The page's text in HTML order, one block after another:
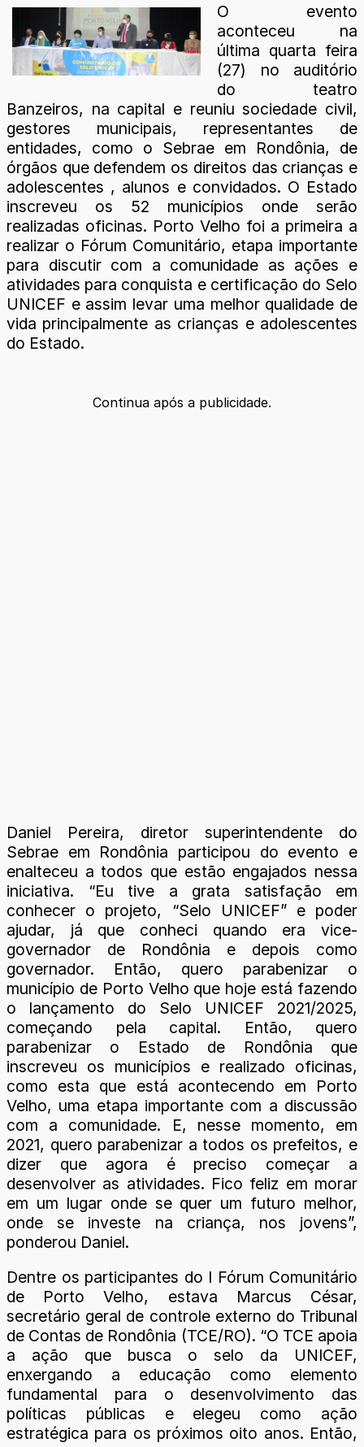
O evento
aconteceu na
última quarta feira
(27) no auditório
do teatro
Banzeiros, na capital e reuniu sociedade civil,
gestores municipais, representantes de
entidades, como o Sebrae em Rondônia, de
órgãos que defendem os direitos das crianças e
adolescentes , alunos e convidados. O Estado
inscreveu os 52 municípios onde serão
realizadas oficinas. Porto Velho foi a primeira a
realizar o Fórum Comunitário, etapa importante
para discutir com a comunidade as ações e
atividades para conquista e certificação do Selo
UNICEF e assim levar uma melhor qualidade de
vida principalmente as crianças e adolescentes
do Estado.
Continua após a publicidade.
Daniel Pereira, diretor superintendente do
Sebrae em Rondônia participou do evento e
enalteceu a todos que estão engajados nessa
iniciativa. “Eu tive a grata satisfação em
conhecer o projeto, “Selo UNICEF” e poder
ajudar, já que conheci quando era vice-
governador de Rondônia e depois como
governador. Então, quero parabenizar o
município de Porto Velho que hoje está fazendo
o lançamento do Selo UNICEF 2021/2025,
começando pela capital. Então, quero
parabenizar o Estado de Rondônia que
inscreveu os municípios e realizado oficinas,
como esta que está acontecendo em Porto
Velho, uma etapa importante com a discussão
com a comunidade. E, nesse momento, em
2021, quero parabenizar a todos os prefeitos, e
dizer que agora é preciso começar a
desenvolver as atividades. Fico feliz em morar
em um lugar onde se quer um futuro melhor,
onde se investe na criança, nos jovens”,
ponderou Daniel.
Dentre os participantes do I Fórum Comunitário
de Porto Velho, estava Marcus César,
secretário geral de controle externo do Tribunal
de Contas de Rondônia (TCE/RO). “O TCE apoia
a ação que busca o selo da UNICEF,
enxergando a educação como elemento
fundamental para o desenvolvimento das
políticas públicas e elegeu como ação
estratégica para os próximos oito anos. Então,